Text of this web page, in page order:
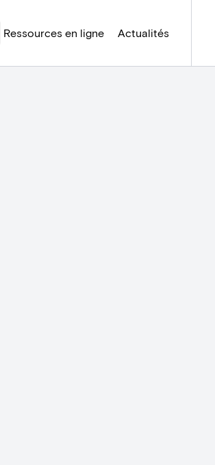
Ressources en ligne Actualités